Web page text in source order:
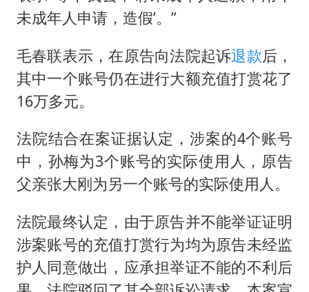
未成年人申请，造假’。”
毛春联表示，在原告向法院起诉退款后，
其中一个账号仍在进行大额充值打赏花了
16万多元。
法院结合在案证据认定，涉案的4个账号
中，孙梅为3个账号的实际使用人，原告
父亲张大刚为另一个账号的实际使用人。
法院最终认定，由于原告并不能举证证明
涉案账号的充值打赏行为均为原告未经监
护人同意做出，应承担举证不能的不利后